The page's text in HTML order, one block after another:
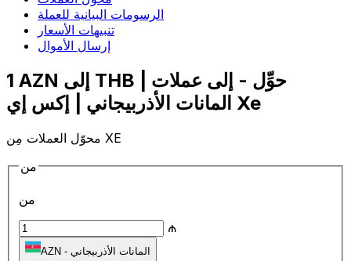
الرسومات البيانية للعملة
تنبيهات الأسعار
إرسال الأموال
1 AZN إلى THB | حوِّل - إلى عملات
المانات الأذربيجاني | إكس إي Xe
محوّل العملات مِن XE
من
من
₼
AZN - المانات الأذربيجاني